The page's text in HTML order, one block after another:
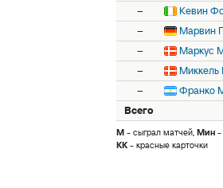
– Кевин
– Марвин
– Маркус
– Миккель
– Франко
Всего
М - сыграл матчей, Мин -
КК- красные карточки